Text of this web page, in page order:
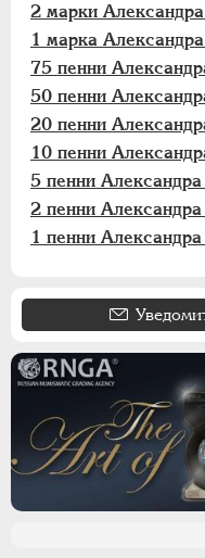
2 марки
1 марка
75 пенни
50 пенни
20 пенни
10 пенни
5 пенни
2 пенни
1 пенни